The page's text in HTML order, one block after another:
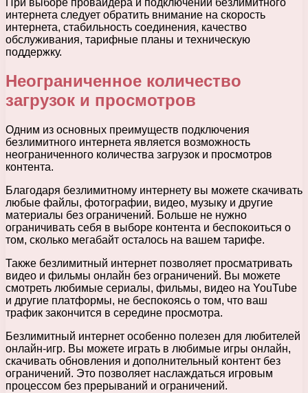
интернета следует обратить внимание на скорость
интернета, стабильность соединения, качество
обслуживания, тарифные планы и техническую
поддержку.
Неограниченное количество
загрузок и просмотров
Одним из основных преимуществ подключения
безлимитного интернета является возможность
неограниченного количества загрузок и просмотров
контента.
Благодаря безлимитному интернету вы можете скачивать
любые файлы, фотографии, видео, музыку и другие
материалы без ограничений. Больше не нужно
ограничивать себя в выборе контента и беспокоиться о
том, сколько мегабайт осталось на вашем тарифе.
Также безлимитный интернет позволяет просматривать
видео и фильмы онлайн без ограничений. Вы можете
смотреть любимые сериалы, фильмы, видео на YouTube
и другие платформы, не беспокоясь о том, что ваш
трафик закончится в середине просмотра.
Безлимитный интернет особенно полезен для любителей
онлайн-игр. Вы можете играть в любимые игры онлайн,
скачивать обновления и дополнительный контент без
ограничений. Это позволяет наслаждаться игровым
процессом без прерываний и ограничений.